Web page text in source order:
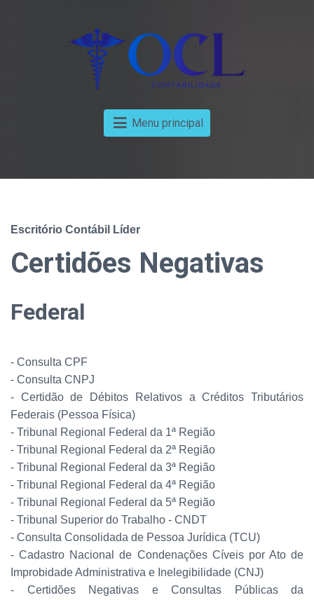
Menu principal
Escritório Contábil Líder
Certidões Negativas
Federal
- Consulta CPF
- Consulta CNPJ
- Certidão de Débitos Relativos a Créditos Tributários
Federais (Pessoa Física)
- Tribunal Regional Federal da 1ª Região
- Tribunal Regional Federal da 2ª Região
- Tribunal Regional Federal da 3ª Região
- Tribunal Regional Federal da 4ª Região
- Tribunal Regional Federal da 5ª Região
- Tribunal Superior do Trabalho - CNDT
- Consulta Consolidada de Pessoa Jurídica (TCU)
- Cadastro Nacional de Condenações Cíveis por Ato de
Improbidade Administrativa e Inelegibilidade (CNJ)
- Certidões Negativas e Consultas Públicas da